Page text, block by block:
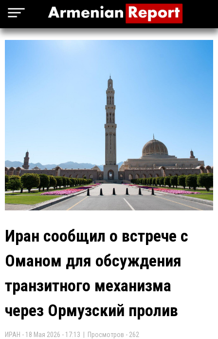
Иран сообщил о встрече с
Оманом для обсуждения
транзитного механизма
через Ормузский пролив
ИРАН - 18 Мая 2026 - 17:13 | Просмотров - 262